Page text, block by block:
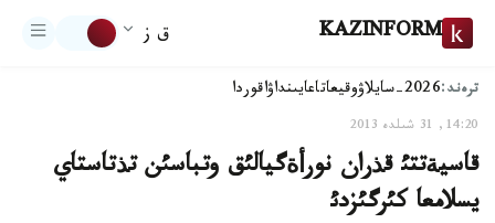
KAZINFORM ق ز
ترەند:2026-سايلاۋ وقيعاتاعايىنداۋاقوردا
14:20, 31 شىلدە 2013
قاسيةتتئ قذران نورأةگيالئق وتباسئن تذتاستاي
يسلامعا كئرگئزدئ